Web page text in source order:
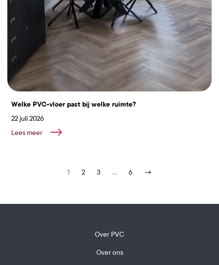
Welke PVC-vloer past bij welke ruimte?
22 juli 2026
Lees meer
1 2 3 … 6 →
Over PVC
Over ons